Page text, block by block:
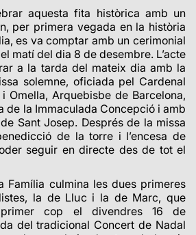
aquesta fita històrica amb un
per primera vegada en la història
es va comptar amb un cerimonial
matí del dia 8 de desembre. L’acte
a la tarda del mateix dia amb la
solemne, oficiada pel Cardenal
Omella, Arquebisbe de Barcelona,
de la Immaculada Concepció i amb
Sant Josep. Després de la missa
de la torre i l’encesa de
seguir en directe des de tot el
Família culmina les dues primeres
la de Lluc i la de Marc, que
primer cop el divendres 16 de
del tradicional Concert de Nadal